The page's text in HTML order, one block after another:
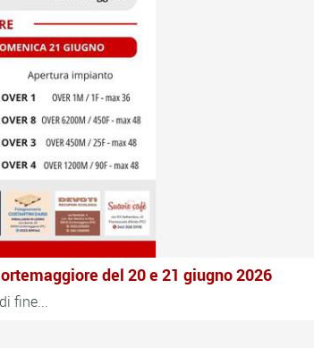
del 20 e 21 giugno 2026
fine...